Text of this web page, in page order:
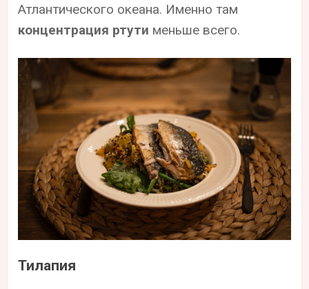
Атлантического океана. Именно там
концентрация ртути меньше всего.
Тилапия